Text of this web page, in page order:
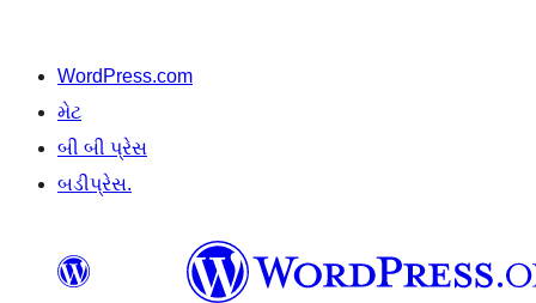
WordPress.com
મેટ
બી બી પ્રેસ
બડીપ્રેસ.